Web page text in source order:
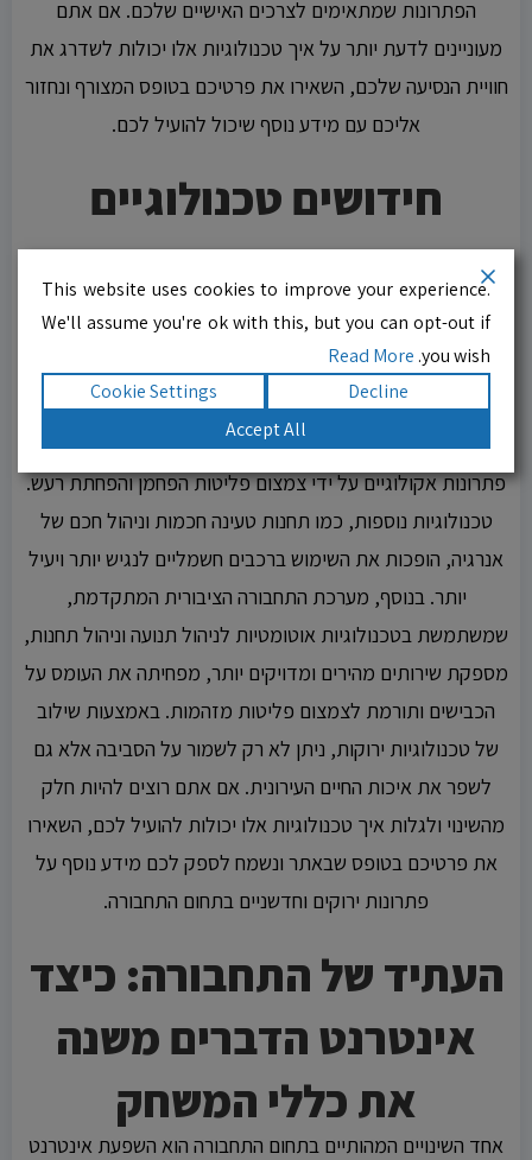
הפתרונות שמתאימים לצרכים האישיים שלכם. אם אתם
מעוניינים לדעת יותר על איך טכנולוגיות אלו יכולות לשדרג את
חוויית הנסיעה שלכם, השאירו את פרטיכם בטופס המצורף ונחזור
אליכם עם מידע נוסף שיכול להועיל לכם.
חידושים טכנולוגיים
שהופכים את התחבורה
ליותר ירוקה
המעבר לטכנולוגיות חדשות בתחום התחבורה תורם לשיפור
משמעותי בסביבה ובאיכות החיים העירונית. כלי רכב חשמליים,
שכוללים את המהפכה הירוקה של התחבורה המודרנית, מציעים
פתרונות אקולוגיים על ידי צמצום פליטות הפחמן והפחתת רעש.
טכנולוגיות נוספות, כמו תחנות טעינה חכמות וניהול חכם של
אנרגיה, הופכות את השימוש ברכבים חשמליים לנגיש יותר ויעיל
יותר. בנוסף, מערכת התחבורה הציבורית המתקדמת,
שמשתמשת בטכנולוגיות אוטומטיות לניהול תנועה וניהול תחנות,
מספקת שירותים מהירים ומדויקים יותר, מפחיתה את העומס על
הכבישים ותורמת לצמצום פליטות מזהמות. באמצעות שילוב
של טכנולוגיות ירוקות, ניתן לא רק לשמור על הסביבה אלא גם
לשפר את איכות החיים העירונית. אם אתם רוצים להיות חלק
מהשינוי ולגלות איך טכנולוגיות אלו יכולות להועיל לכם, השאירו
את פרטיכם בטופס שבאתר ונשמח לספק לכם מידע נוסף על
פתרונות ירוקים וחדשניים בתחום התחבורה.
העתיד של התחבורה: כיצד
אינטרנט הדברים משנה
את כללי המשחק
אחד השינויים המהותיים בתחום התחבורה הוא השפעת אינטרנט
This website uses cookies to improve your experience.
We'll assume you're ok with this, but you can opt-out if
you wish.
Read More
Decline
Cookie Settings
Accept All